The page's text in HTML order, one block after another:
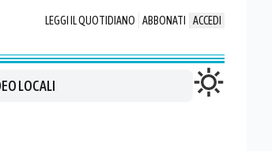
LEGGI IL QUOTIDIANO ABBONATI ACCEDI
LOCALI